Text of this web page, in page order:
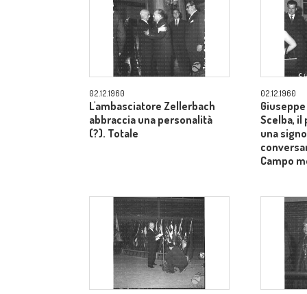
02.12.1960
L'ambasciatore Zellerbach
abbraccia una personalità
(?). Totale
02.12.1960
Scelba,
una
Campo